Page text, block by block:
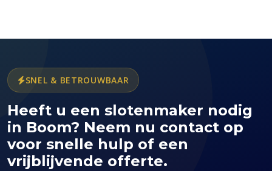
SNEL & BETROUWBAAR
Heeft u een slotenmaker nodig
in Boom? Neem nu contact op
voor snelle hulp of een
vrijblijvende offerte.